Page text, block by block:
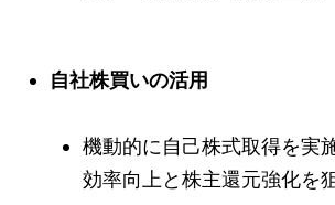
自社株買いの活用
機動的に自己株式取得を実
効率向上と株主還元強化を